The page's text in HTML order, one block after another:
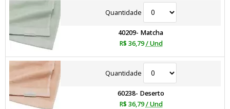
Quantidade
40209- Matcha
R$ 36,79 / Und
Quantidade
60238- Deserto
R$ 36,79 / Und